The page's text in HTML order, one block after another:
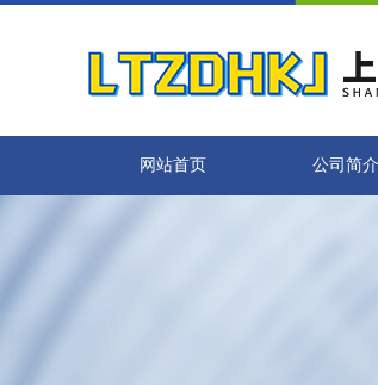
网站首页 公司简介